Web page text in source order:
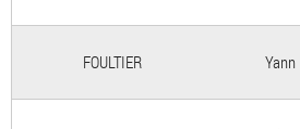
FOULTIER Yann